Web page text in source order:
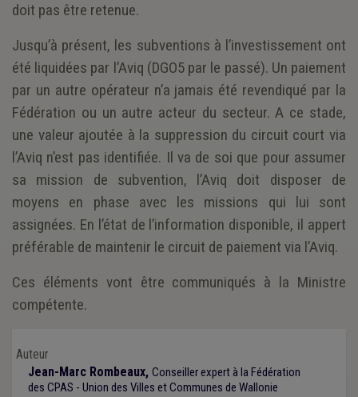
doit pas être retenue.
Jusqu’à présent, les subventions à l’investissement ont
été liquidées par l’Aviq (DGO5 par le passé). Un paiement
par un autre opérateur n’a jamais été revendiqué par la
Fédération ou un autre acteur du secteur. A ce stade,
une valeur ajoutée à la suppression du circuit court via
l’Aviq n’est pas identifiée. Il va de soi que pour assumer
sa mission de subvention, l’Aviq doit disposer de
moyens en phase avec les missions qui lui sont
assignées. En l’état de l’information disponible, il appert
préférable de maintenir le circuit de paiement via l’Aviq.
Ces éléments vont être communiqués à la Ministre
compétente.
Auteur
Jean-Marc Rombeaux, Conseiller expert à la Fédération
des CPAS - Union des Villes et Communes de Wallonie